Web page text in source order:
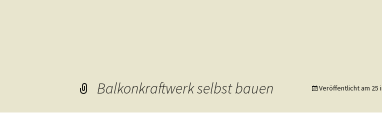
Balkonkraftwerk selbst bauen Veröffentlicht am 25